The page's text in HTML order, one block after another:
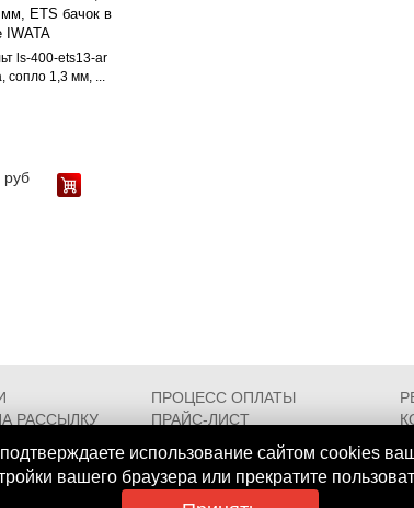
ls-400-ets13-ar
сопло 1,3 мм, ...
руб
использование сайтом cookies
вашего браузера или прекратите
ПРОЦЕСС ОПЛАТЫ
РАССЫЛКУ
ПРАЙС-ЛИСТ